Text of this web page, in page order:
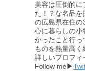
美容は圧倒的に
た！？な名品
の広島県在住の
心に暮らしの小
かったこと行っ
ものを熱量高く
詳しいプロフィ
Follow me▶